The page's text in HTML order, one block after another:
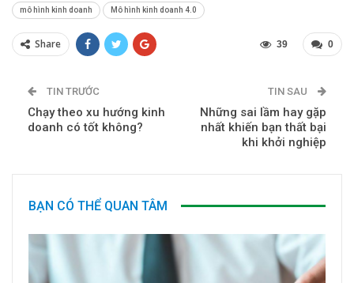
mô hình kinh doanh Mô hình kinh doanh 4.0
Share 0
39
TIN TRƯỚC
Chạy theo xu hướng kinh
doanh có tốt không?
TIN SAU
Những sai lầm hay gặp
nhất khiến bạn thất bại
khi khởi nghiệp
BẠN CÓ THỂ QUAN TÂM